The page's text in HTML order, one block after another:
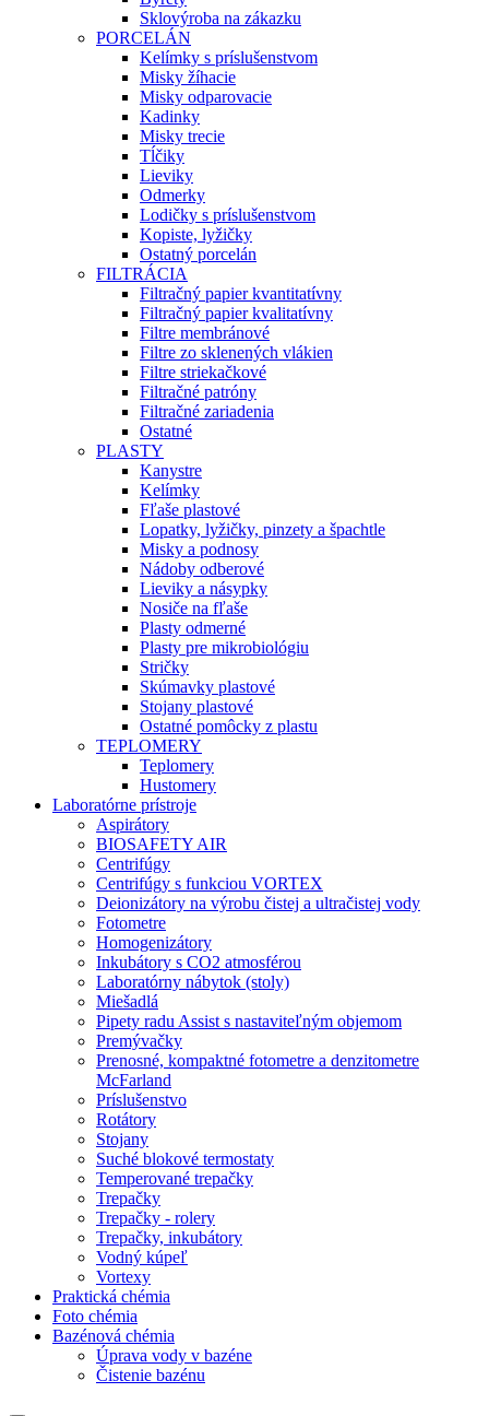
Sklovýroba na zákazku
PORCELÁN
Kelímky s príslušenstvom
Misky žíhacie
Misky odparovacie
Kadinky
Misky trecie
Tĺčiky
Lieviky
Odmerky
Lodičky s príslušenstvom
Kopiste, lyžičky
Ostatný porcelán
FILTRÁCIA
Filtračný papier kvantitatívny
Filtračný papier kvalitatívny
Filtre membránové
Filtre zo sklenených vlákien
Filtre striekačkové
Filtračné patróny
Filtračné zariadenia
Ostatné
PLASTY
Kanystre
Kelímky
Fľaše plastové
Lopatky, lyžičky, pinzety a špachtle
Misky a podnosy
Nádoby odberové
Lieviky a násypky
Nosiče na fľaše
Plasty odmerné
Plasty pre mikrobiológiu
Stričky
Skúmavky plastové
Stojany plastové
Ostatné pomôcky z plastu
TEPLOMERY
Teplomery
Hustomery
Laboratórne prístroje
Aspirátory
BIOSAFETY AIR
Centrifúgy
Centrifúgy s funkciou VORTEX
Deionizátory na výrobu čistej a ultračistej vody
Fotometre
Homogenizátory
Inkubátory s CO2 atmosférou
Laboratórny nábytok (stoly)
Miešadlá
Pipety radu Assist s nastaviteľným objemom
Premývačky
Prenosné, kompaktné fotometre a denzitometre
McFarland
Príslušenstvo
Rotátory
Stojany
Suché blokové termostaty
Temperované trepačky
Trepačky
Trepačky - rolery
Trepačky, inkubátory
Vodný kúpeľ
Vortexy
Praktická chémia
Foto chémia
Bazénová chémia
Úprava vody v bazéne
Čistenie bazénu